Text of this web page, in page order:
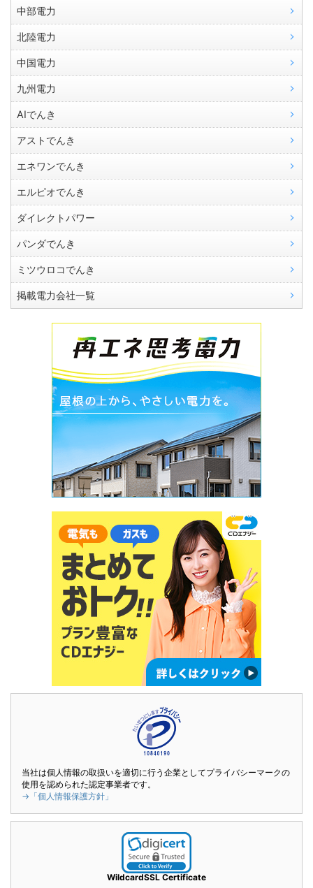
中部電力
北陸電力
中国電力
九州電力
AIでんき
アストでんき
エネワンでんき
エルピオでんき
ダイレクトパワー
パンダでんき
ミツウロコでんき
掲載電力会社一覧
当社は個人情報の取扱いを適切に行う企業としてプライバシーマークの
使用を認められた認定事業者です。
→「個人情報保護方針」
WildcardSSL Certificate